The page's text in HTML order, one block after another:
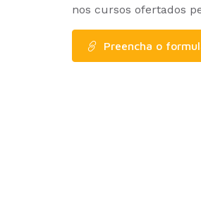
nos cursos ofertados
Preencha o